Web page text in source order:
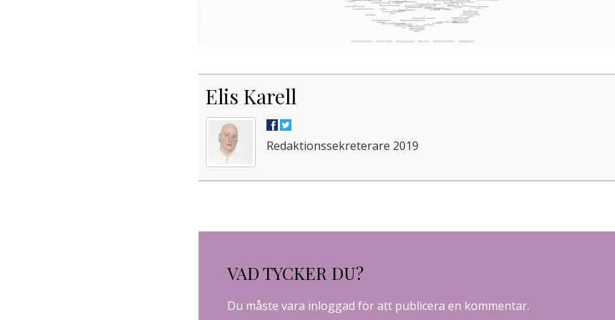
Elis Karell
Redaktionssekreterare 2019
VAD TYCKER DU?
Du måste vara inloggad för att publicera en kommentar.